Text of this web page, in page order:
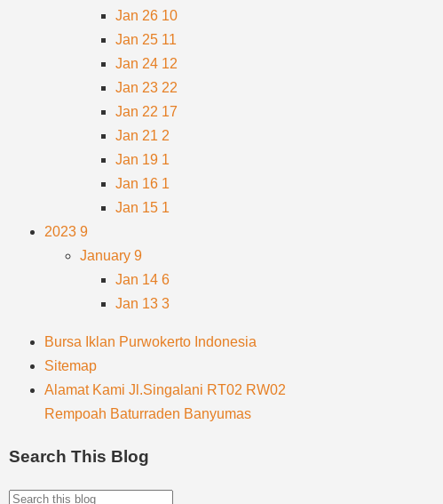
Jan 26 10
Jan 25 11
Jan 24 12
Jan 23 22
Jan 22 17
Jan 21 2
Jan 19 1
Jan 16 1
Jan 15 1
20239
January9
Jan 146
Jan 133
Bursa Iklan Purwokerto Indonesia
Sitemap
Alamat Kami Jl.Singalani RT02 RW02
Rempoah Baturraden Banyumas
Search This Blog